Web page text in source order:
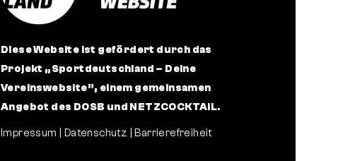
Diese Website ist gefördert durch das
Projekt „Sportdeutschland – Deine
Vereinswebsite”, einem gemeinsamen
Angebot des DOSB und NETZCOCKTAIL.
Impressum Datenschutz Barrierefreiheit